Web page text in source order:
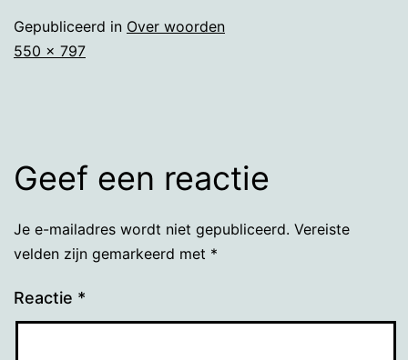
Gepubliceerd in Over woorden
Volledige
550 × 797
Geef een reactie
Je e-mailadres wordt niet gepubliceerd. Vereiste
velden zijn gemarkeerd met *
Reactie *